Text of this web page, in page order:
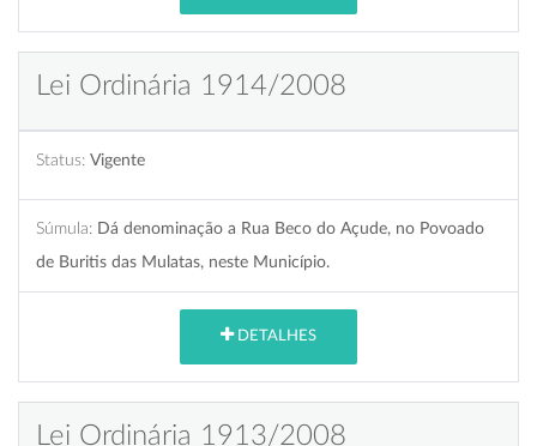
Lei Ordinária 1914/2008
Status: Vigente
Súmula: Dá denominação a Rua Beco do Açude, no Povoado
de Buritis das Mulatas, neste Município.
DETALHES
Lei Ordinária 1913/2008